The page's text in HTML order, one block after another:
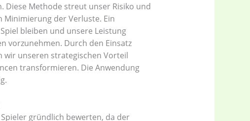
Diese Methode streut unser Risiko und
Minimierung der Verluste. Ein
bleiben und unsere Leistung
vorzunehmen. Durch den Einsatz
wir unseren strategischen Vorteil
transformieren. Die Anwendung
gründlich bewerten, da der